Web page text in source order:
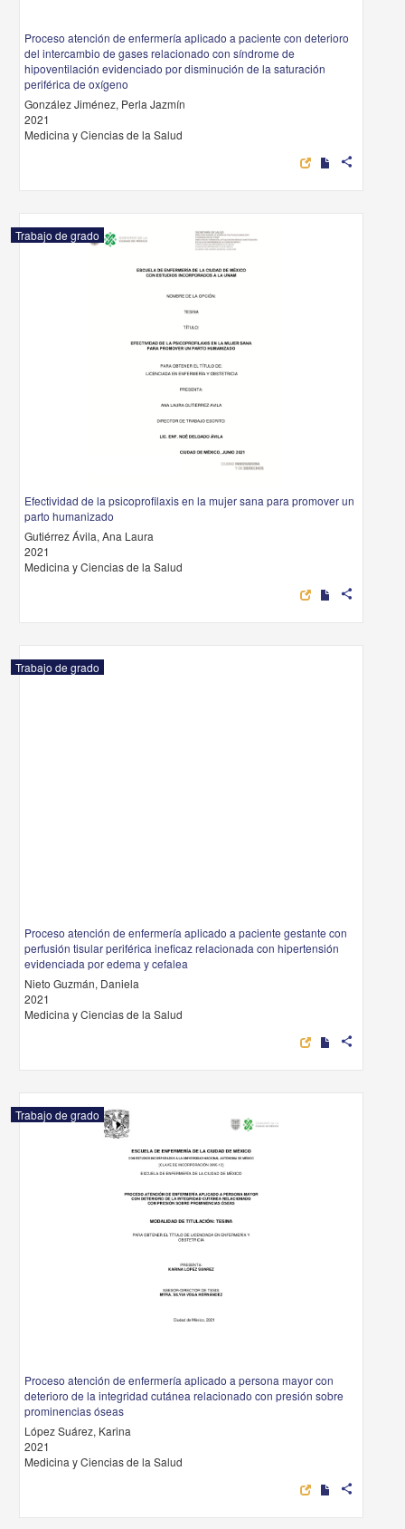
Proceso atención de enfermería aplicado a paciente con deterioro
del intercambio de gases relacionado con síndrome de
hipoventilación evidenciado por disminución de la saturación
periférica de oxígeno
González Jiménez, Perla Jazmín
2021
Medicina y Ciencias de la Salud
share
Trabajo de grado
Efectividad de la psicoprofilaxis en la mujer sana para promover un
parto humanizado
Gutiérrez Ávila, Ana Laura
2021
Medicina y Ciencias de la Salud
share
Trabajo de grado
Proceso atención de enfermería aplicado a paciente gestante con
perfusión tisular periférica ineficaz relacionada con hipertensión
evidenciada por edema y cefalea
Nieto Guzmán, Daniela
2021
Medicina y Ciencias de la Salud
share
Trabajo de grado
Proceso atención de enfermería aplicado a persona mayor con
deterioro de la integridad cutánea relacionado con presión sobre
prominencias óseas
López Suárez, Karina
2021
Medicina y Ciencias de la Salud
share